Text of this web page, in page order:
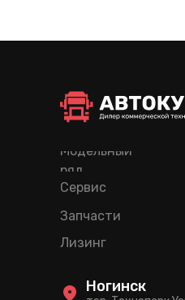
Лизинг
Модельный
ряд
Сервис
Запчасти
Ногинск